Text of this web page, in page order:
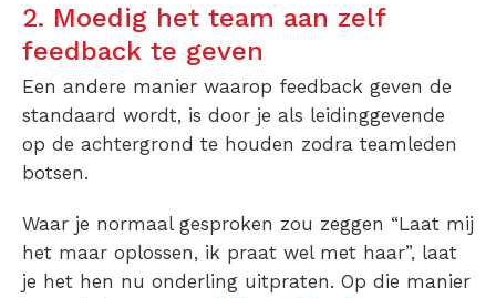
2. Moedig het team aan zelf
feedback te geven
Een andere manier waarop feedback geven de
standaard wordt, is door je als leidinggevende
op de achtergrond te houden zodra teamleden
botsen.
Waar je normaal gesproken zou zeggen “Laat mij
het maar oplossen, ik praat wel met haar”, laat
je het hen nu onderling uitpraten. Op die manier